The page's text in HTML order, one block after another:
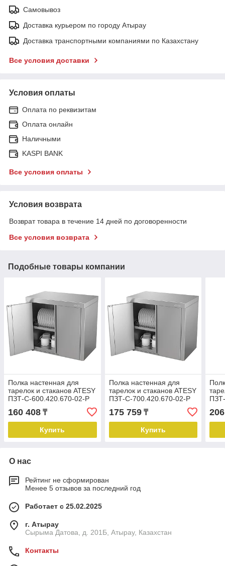
Самовывоз
Доставка курьером по городу Атырау
Доставка транспортными компаниями по Казахстану
Все условия доставки
Условия оплаты
Оплата по реквизитам
Оплата онлайн
Наличными
KASPI BANK
Все условия оплаты
Условия возврата
Возврат товара в течение 14 дней по договоренности
Все условия возврата
Подобные товары компании
Полка настенная для
тарелок и стаканов ATESY
ПЗТ-С-600.420.670-02-Р
160 408 ₸
Купить
Полка настенная для
тарелок и стаканов ATESY
ПЗТ-С-700.420.670-02-Р
175 759₸
Купить
О нас
Рейтинг не сформирован
Менее 5 отзывов за последний год
Работает с 25.02.2025
г. Атырау
Сырыма Датова, д. 201Б, Атырау, Казахстан
Контакты